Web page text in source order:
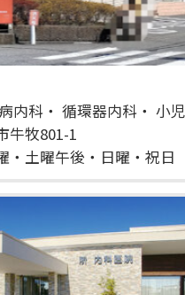
内科・ 循環器内科・ 小
牛牧801-1
・土曜午後・日曜・祝日